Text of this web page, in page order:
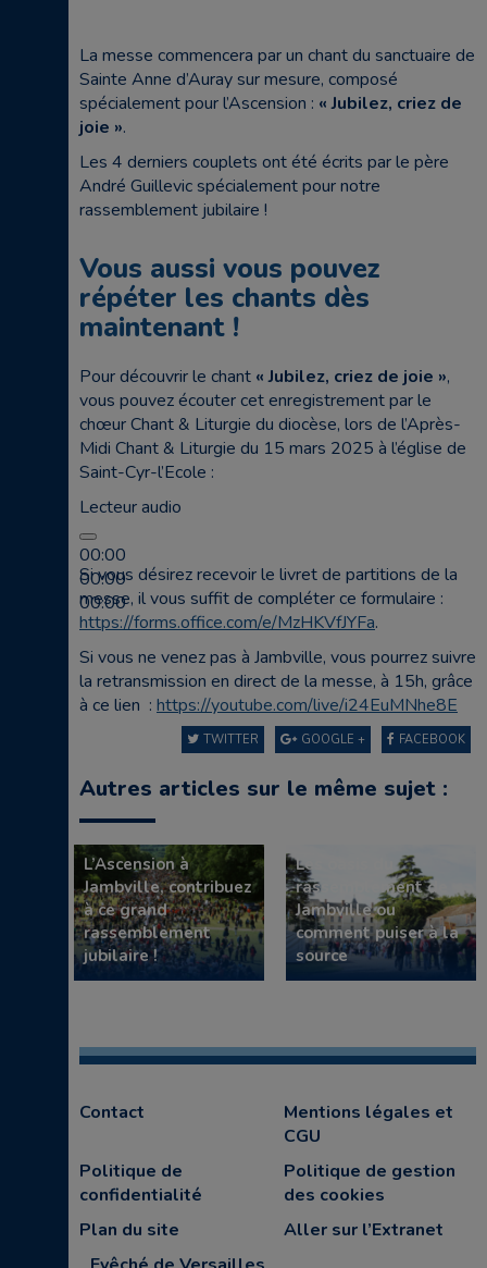
La messe commencera par un chant du sanctuaire de
Sainte Anne d’Auray sur mesure, composé
spécialement pour l’Ascension : « Jubilez, criez de
joie ».
Les 4 derniers couplets ont été écrits par le père
André Guillevic spécialement pour notre
rassemblement jubilaire !
Vous aussi vous pouvez
répéter les chants dès
maintenant !
Pour découvrir le chant « Jubilez, criez de joie »,
vous pouvez écouter cet enregistrement par le
chœur Chant & Liturgie du diocèse, lors de l’Après-
Midi Chant & Liturgie du 15 mars 2025 à l’église de
Saint-Cyr-l’Ecole :
Lecteur audio
00:00
00:00
00:00
Si vous désirez recevoir le livret de partitions de la
messe, il vous suffit de compléter ce formulaire :
https://forms.office.com/e/MzHKVfJYFa.
Si vous ne venez pas à Jambville, vous pourrez suivre
la retransmission en direct de la messe, à 15h, grâce
à ce lien : https://youtube.com/live/i24EuMNhe8E
FACEBOOK
GOOGLE +
TWITTER
Autres articles sur le même sujet :
L’Ascension à
Jambville, contribuez
à ce grand
rassemblement
jubilaire !
Les oasis du
rassemblement de
Jambville ou
comment puiser à la
source
Contact
Mentions légales et
CGU
Politique de
confidentialité
Politique de gestion
des cookies
Plan du site
Aller sur l’Extranet